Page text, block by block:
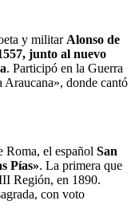
y militar Alonso de
junto al nuevo
. Participó en la Guerra
donde cantó
Roma, el español San
Pías». La primera que
Región, en 1890.
con voto